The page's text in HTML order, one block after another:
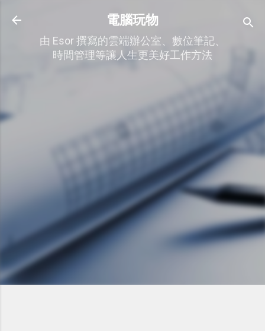
跳到主要內容
電腦玩物
由 Esor 撰寫的雲端辦公室、數位筆記、
時間管理等讓人生更美好工作方法